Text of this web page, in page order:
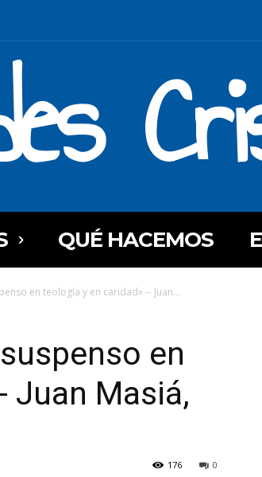
QUÉ HACEMOS
en teología y en caridad» -- Juan...
en
Juan Masiá,
0
176